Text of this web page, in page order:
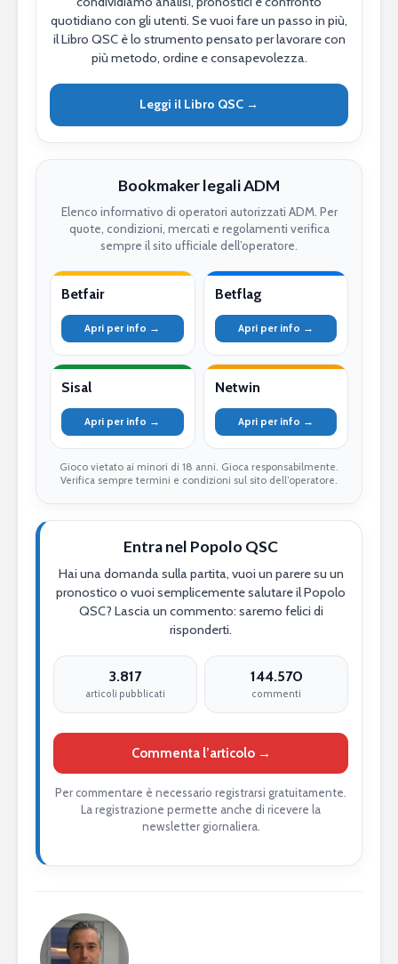
quotidiano con gli utenti. Se vuoi fare un passo in più,
il Libro QSC è lo strumento pensato per lavorare con
più metodo, ordine e consapevolezza.
Leggi il Libro QSC →
Bookmaker legali ADM
Elenco informativo di operatori autorizzati ADM. Per
quote, condizioni, mercati e regolamenti verifica
sempre il sito ufficiale dell’operatore.
Betfair
Apri per info →
Betflag
Apri per info →
Sisal
Apri per info →
Netwin
Apri per info →
Gioco vietato ai minori di 18 anni. Gioca responsabilmente.
Verifica sempre termini e condizioni sul sito dell’operatore.
Entra nel Popolo QSC
Hai una domanda sulla partita, vuoi un parere su un
pronostico o vuoi semplicemente salutare il Popolo
QSC? Lascia un commento: saremo felici di
risponderti.
3.817
articoli pubblicati
144.570
commenti
Commenta l’articolo →
Per commentare è necessario registrarsi gratuitamente.
La registrazione permette anche di ricevere la
newsletter giornaliera.